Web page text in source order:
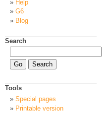
Help
G6
Blog
Search
Tools
Special pages
Printable version